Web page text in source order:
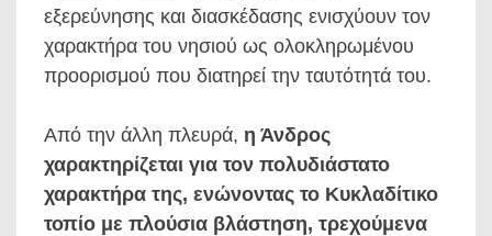
εξερεύνησης και διασκέδασης ενισχύουν τον
χαρακτήρα του νησιού ως ολοκληρωμένου
προορισμού που διατηρεί την ταυτότητά του.
Από την άλλη πλευρά, η Άνδρος
χαρακτηρίζεται για τον πολυδιάστατο
χαρακτήρα της, ενώνοντας το Κυκλαδίτικο
τοπίο με πλούσια βλάστηση, τρεχούμενα